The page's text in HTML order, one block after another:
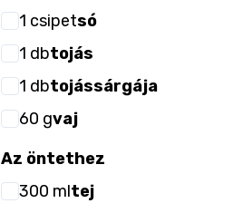
1 csipetsó
1 dbtojás
1 dbtojássárgája
60 gvaj
Az öntethez
300 mltej